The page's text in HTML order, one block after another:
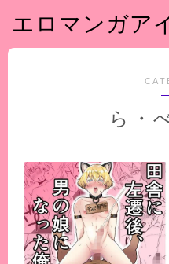
エロマンガア
ら・